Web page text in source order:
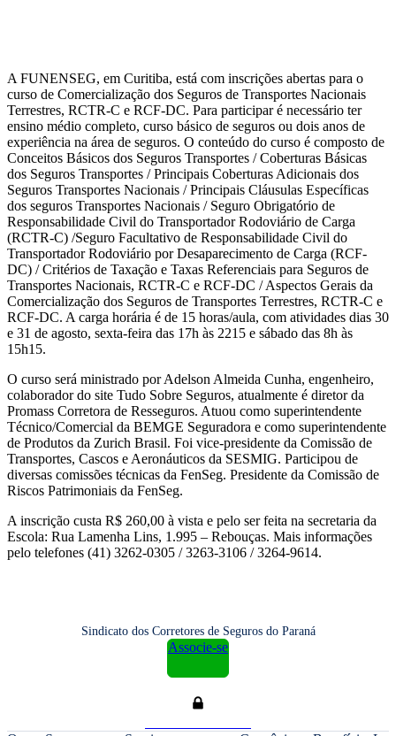
A FUNENSEG, em Curitiba, está com inscrições abertas para o
curso de Comercialização dos Seguros de Transportes Nacionais
Terrestres, RCTR-C e RCF-DC. Para participar é necessário ter
ensino médio completo, curso básico de seguros ou dois anos de
experiência na área de seguros. O conteúdo do curso é composto de
Conceitos Básicos dos Seguros Transportes / Coberturas Básicas
dos Seguros Transportes / Principais Coberturas Adicionais dos
Seguros Transportes Nacionais / Principais Cláusulas Específicas
dos seguros Transportes Nacionais / Seguro Obrigatório de
Responsabilidade Civil do Transportador Rodoviário de Carga
(RCTR-C) /Seguro Facultativo de Responsabilidade Civil do
Transportador Rodoviário por Desaparecimento de Carga (RCF-
DC) / Critérios de Taxação e Taxas Referenciais para Seguros de
Transportes Nacionais, RCTR-C e RCF-DC / Aspectos Gerais da
Comercialização dos Seguros de Transportes Terrestres, RCTR-C e
RCF-DC. A carga horária é de 15 horas/aula, com atividades dias 30
e 31 de agosto, sexta-feira das 17h às 2215 e sábado das 8h às
15h15.
O curso será ministrado por Adelson Almeida Cunha, engenheiro,
colaborador do site Tudo Sobre Seguros, atualmente é diretor da
Promass Corretora de Resseguros. Atuou como superintendente
Técnico/Comercial da BEMGE Seguradora e como superintendente
de Produtos da Zurich Brasil. Foi vice-presidente da Comissão de
Transportes, Cascos e Aeronáuticos da SESMIG. Participou de
diversas comissões técnicas da FenSeg. Presidente da Comissão de
Riscos Patrimoniais da FenSeg.
A inscrição custa R$ 260,00 à vista e pelo ser feita na secretaria da
Escola: Rua Lamenha Lins, 1.995 – Rebouças. Mais informações
pelo telefones (41) 3262-0305 / 3263-3106 / 3264-9614.
Sindicato dos Corretores de Seguros do Paraná
Associe-se